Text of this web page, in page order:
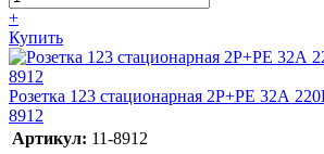
+
Купить
Розетка 123 стационарная 2P+PE 32А
8912
Артикул: 11-8912